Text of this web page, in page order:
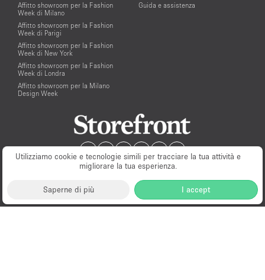
Utilizziamo cookie e tecnologie simili per tracciare la tua attività e
migliorare la tua esperienza.
Saperne di più I accept
Affitto showroom per la Fashion
Week di Milano
Affitto showroom per la Fashion
Week di Parigi
Affitto showroom per la Fashion
Week di New York
Affitto showroom per la Fashion
Week di Londra
Affitto showroom per la Milano
Design Week
Guida e assistenza
Milano